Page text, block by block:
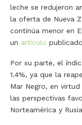
leche se redujeron
la oferta de Nueva
continúa menor en
un artículo
Por su parte, el
1.4%, ya que la
Mar Negro, en
las perspectivas
Norteamérica y